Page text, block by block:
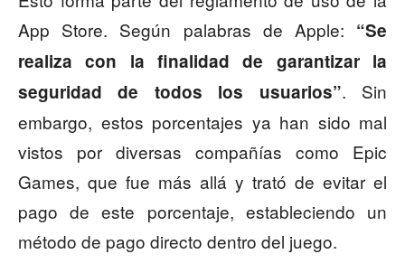
App Store. Según palabras de Apple: “Se
realiza con la finalidad de garantizar la
seguridad de todos los usuarios”. Sin
embargo, estos porcentajes ya han sido mal
vistos por diversas compañías como Epic
Games, que fue más allá y trató de evitar el
pago de este porcentaje, estableciendo un
método de pago directo dentro del juego.